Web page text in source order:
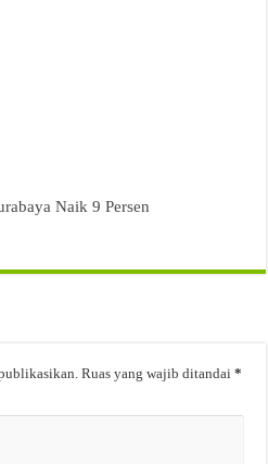
Naik 9 Persen
Ruas yang wajib ditandai*